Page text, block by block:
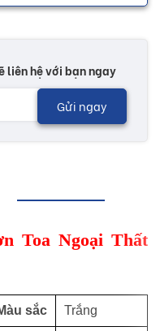
liên hệ với bạn ngay
Gửi ngay
Toa Ngoại Thất
sắc Trắng